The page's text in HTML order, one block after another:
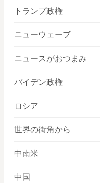
トランプ政権
ニューウェーブ
ニュースがおつまみ
バイデン政権
ロシア
世界の街角から
中南米
中国